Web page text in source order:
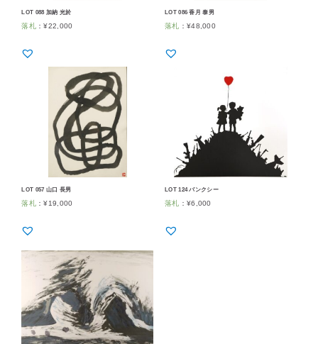
LOT 088 加納 光於
落札 ：¥22,000
LOT 086 香月 泰男
落札 ： ¥48,000
LOT 057 山口 長男
落札 ：¥19,000
LOT 124 バンクシー
落札 ： ¥6,000